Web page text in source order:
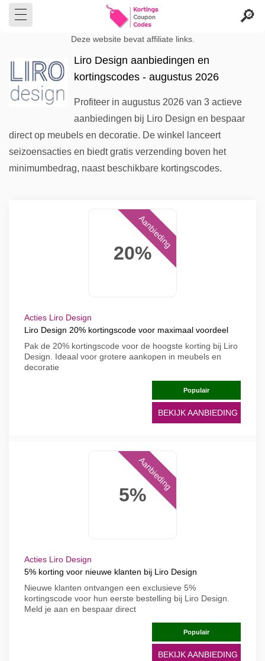
Deze website bevat affiliate links.
Liro Design aanbiedingen en
kortingscodes - augustus 2026
Profiteer in augustus 2026 van 3 actieve
aanbiedingen bij Liro Design en bespaar
direct op meubels en decoratie. De winkel lanceert
seizoensacties en biedt gratis verzending boven het
minimumbedrag, naast beschikbare kortingscodes.
20%
Aanbieding
Acties Liro Design
Liro Design 20% kortingscode voor maximaal voordeel
Pak de 20% kortingscode voor de hoogste korting bij Liro
Design. Ideaal voor grotere aankopen in meubels en
decoratie
Populair
BEKIJK AANBIEDING
5%
Aanbieding
Acties Liro Design
5% korting voor nieuwe klanten bij Liro Design
Nieuwe klanten ontvangen een exclusieve 5%
kortingscode voor hun eerste bestelling bij Liro Design.
Meld je aan en bespaar direct
Populair
BEKIJK AANBIEDING